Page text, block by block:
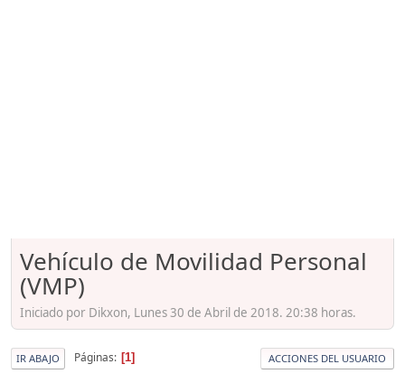
Vehículo de Movilidad Personal
(VMP)
Iniciado por Dikxon, Lunes 30 de Abril de 2018. 20:38 horas.
IR ABAJO Páginas 1 ACCIONES DEL USUARIO